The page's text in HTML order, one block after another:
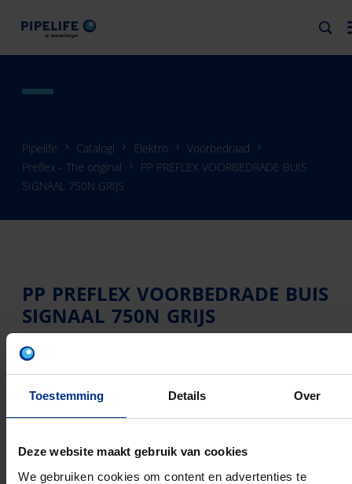
Toestemming Details Over
Deze website maakt gebruik van cookies
We gebruiken cookies om content en advertenties te
Pipelife Catalogi Elektro
Voorbedraad
Preflex - The original
PP PREFLEX VOORBEDRADE BUIS
SIGNAAL 750N GRIJS
PP PREFLEX VOORBEDRADE BUIS
SIGNAAL 750N GRIJS
PP PREFLEX VOORBEDRADE BUIS SIGNAAL 750N
GRIJS
Artikelnummer: 1234003731